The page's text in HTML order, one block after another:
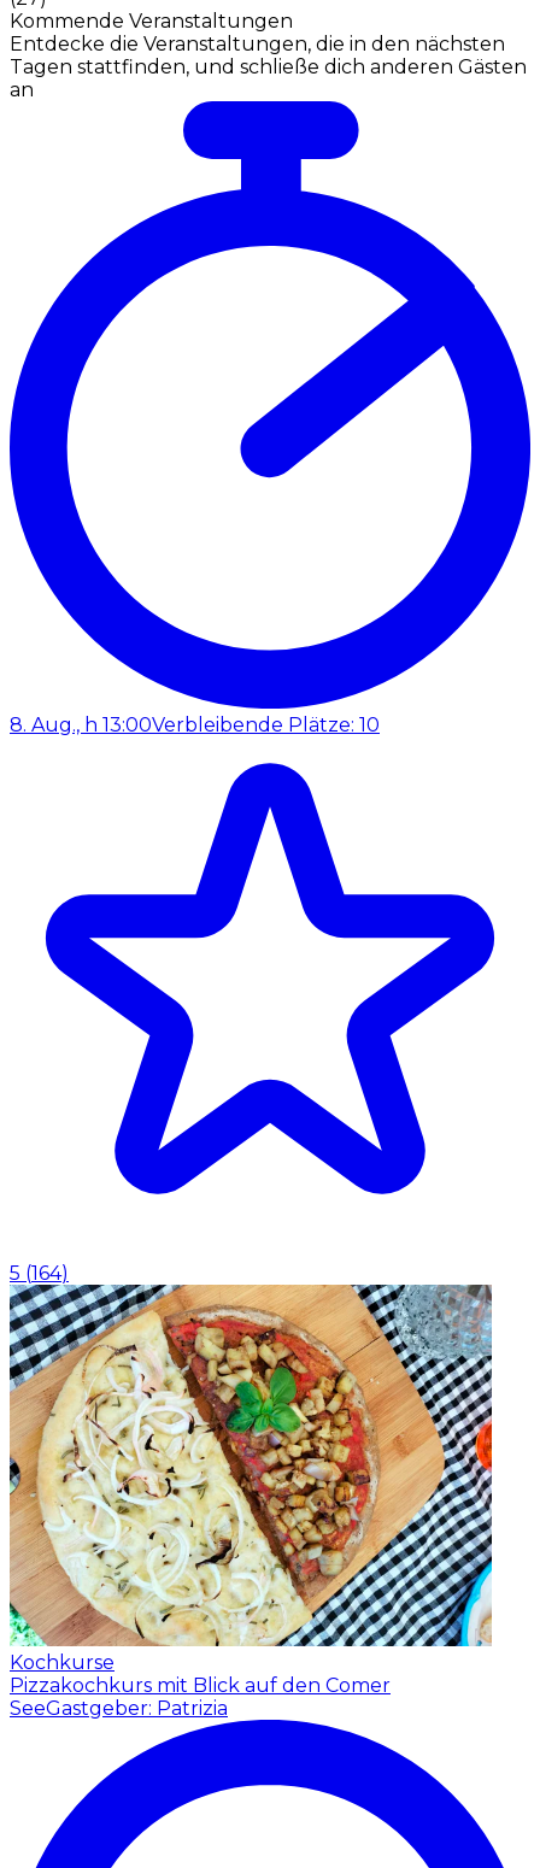
Kommende Veranstaltungen
Entdecke die Veranstaltungen, die in den nächsten
Tagen stattfinden, und schließe dich anderen Gästen
an
8. Aug., h 13:00Verbleibende Plätze: 10
5 (164)
Kochkurse
Pizzakochkurs mit Blick auf den Comer
SeeGastgeber: Patrizia